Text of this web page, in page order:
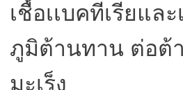
เชื้อเเบคทีเรียแล
ภูมิต้านทาน ต่อต้
มะเร็ง